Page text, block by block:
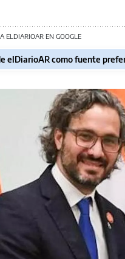
ELDIARIOAR EN GOOGLE
elDiarioAR como fuente